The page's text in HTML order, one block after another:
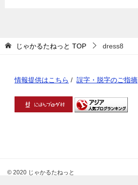
じゃかるたねっと TOP dress8
情報提供はこちら / 誤字・脱字のご指摘
© 2020 じゃかるたねっと